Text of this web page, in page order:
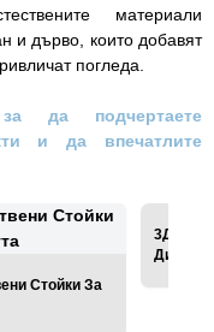
материали
и дърво, които добавят
погледа.
да подчертаете
и да впечатлите
Стойки За
3Д